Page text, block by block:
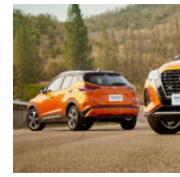
на них на одном из
стартуют с отметки 1 650